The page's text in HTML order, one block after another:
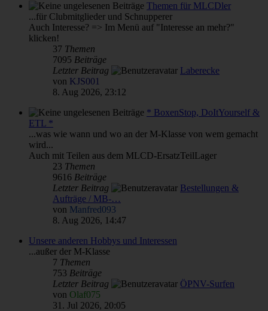
Themen für MLCDler
...für Clubmitglieder und Schnupperer
Auch Interesse? => Im Menü auf "Interesse an mehr?"
klicken!
37 Themen
7095 Beiträge
Letzter Beitrag
Laberecke
von KJS001
8. Aug 2026, 23:12
* BoxenStop, DoItYourself &
ETL *
...was wie wann und wo an der M-Klasse von wem gemacht
wird...
Auch mit Teilen aus dem MLCD-ErsatzTeilLager
23 Themen
9616 Beiträge
Letzter Beitrag
Bestellungen &
Aufträge / MB-…
von Manfred093
8. Aug 2026, 14:47
Unsere anderen Hobbys und Interessen
...außer der M-Klasse
7 Themen
753 Beiträge
Letzter Beitrag
ÖPNV-Surfen
von Olaf075
31. Jul 2026, 20:05